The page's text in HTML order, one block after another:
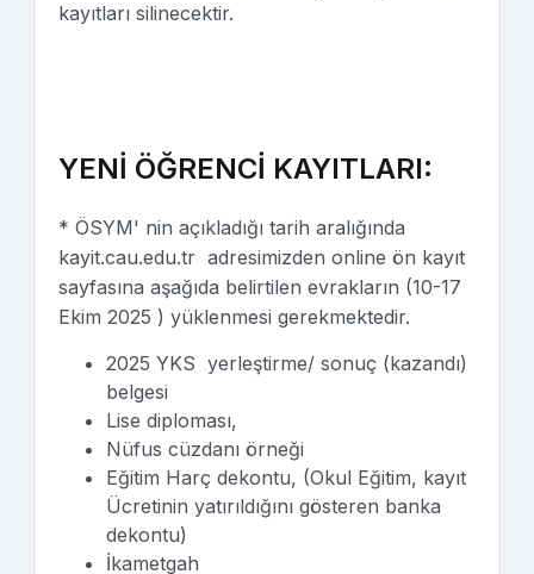
kayıtları silinecektir.
YENİ ÖĞRENCİ KAYITLARI:
* ÖSYM' nin açıkladığı tarih aralığında
kayit.cau.edu.tr adresimizden online ön kayıt
sayfasına aşağıda belirtilen evrakların (10-17
Ekim 2025 ) yüklenmesi gerekmektedir.
2025 YKS yerleştirme/ sonuç (kazandı)
belgesi
Lise diploması,
Nüfus cüzdanı örneği
Eğitim Harç dekontu, (Okul Eğitim, kayıt
Ücretinin yatırıldığını gösteren banka
dekontu)
İkametgah